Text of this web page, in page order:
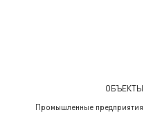
ОБЪЕКТЫ
Промышленные предприятия